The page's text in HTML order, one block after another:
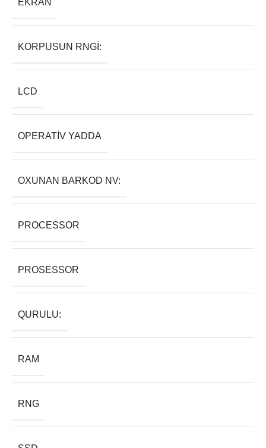
KORPUSUN RNGI:
LCD
OPERATIV YADDA
OXUNAN BARKOD NV:
PROCESSOR
PROSESSOR
QURULU:
RAM
RNG